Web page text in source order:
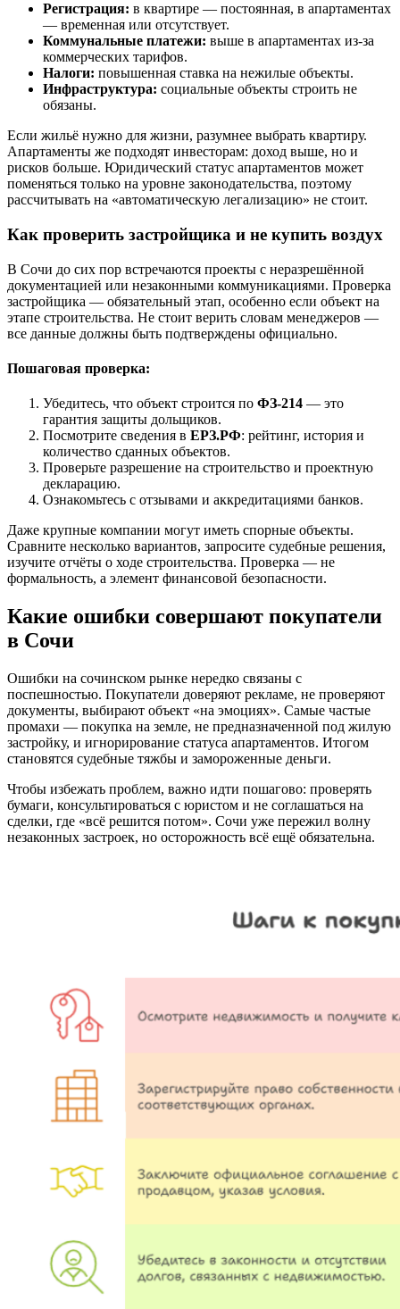
Регистрация: в квартире — постоянная, в апартаментах
— временная или отсутствует.
Коммунальные платежи: выше в апартаментах из-за
коммерческих тарифов.
Налоги: повышенная ставка на нежилые объекты.
Инфраструктура: социальные объекты строить не
обязаны.
Если жильё нужно для жизни, разумнее выбрать квартиру.
Апартаменты же подходят инвесторам: доход выше, но и
рисков больше. Юридический статус апартаментов может
поменяться только на уровне законодательства, поэтому
рассчитывать на «автоматическую легализацию» не стоит.
Как проверить застройщика и не купить воздух
В Сочи до сих пор встречаются проекты с неразрешённой
документацией или незаконными коммуникациями. Проверка
застройщика — обязательный этап, особенно если объект на
этапе строительства. Не стоит верить словам менеджеров —
все данные должны быть подтверждены официально.
Пошаговая проверка:
Убедитесь, что объект строится по ФЗ-214 — это
гарантия защиты дольщиков.
Посмотрите сведения в ЕРЗ.РФ: рейтинг, история и
количество сданных объектов.
Проверьте разрешение на строительство и проектную
декларацию.
Ознакомьтесь с отзывами и аккредитациями банков.
Даже крупные компании могут иметь спорные объекты.
Сравните несколько вариантов, запросите судебные решения,
изучите отчёты о ходе строительства. Проверка — не
формальность, а элемент финансовой безопасности.
Какие ошибки совершают покупатели
в Сочи
Ошибки на сочинском рынке нередко связаны с
поспешностью. Покупатели доверяют рекламе, не проверяют
документы, выбирают объект «на эмоциях». Самые частые
промахи — покупка на земле, не предназначенной под жилую
застройку, и игнорирование статуса апартаментов. Итогом
становятся судебные тяжбы и замороженные деньги.
Чтобы избежать проблем, важно идти пошагово: проверять
бумаги, консультироваться с юристом и не соглашаться на
сделки, где «всё решится потом». Сочи уже пережил волну
незаконных застроек, но осторожность всё ещё обязательна.